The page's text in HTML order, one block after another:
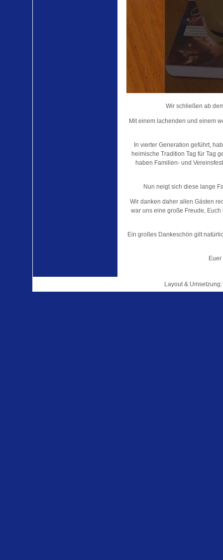
Wir schließen ab
Mit einem lachenden und einem
In vierter Generation geführt,
heimische Tradition Tag für Tag
haben Familien- und
Nun neigt sich diese lange
Wir danken daher allen Gästen
war uns eine große Freude,
Ein großes Dankeschön gilt
Layout & Umsetzung: